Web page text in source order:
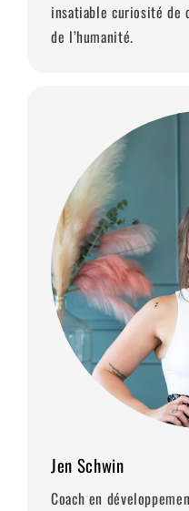
insatiable curiosité de
de l’humanité.
Jen Schwin
Coach en